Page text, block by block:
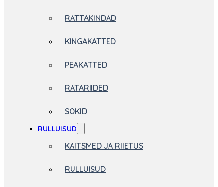
RATTAKINDAD
KINGAKATTED
PEAKATTED
RATARIIDED
SOKID
RULLUISUD
KAITSMED JA RIIETUS
RULLUISUD